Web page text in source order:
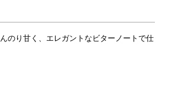
のり甘く、エレガントなビターノートで仕